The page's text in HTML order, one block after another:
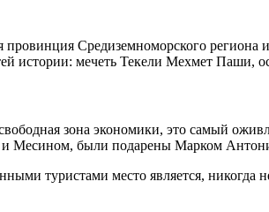
провинция Средиземноморского
истории: мечеть Текели Мехмет Паши,
зона экономики, это самый
Месином, были подарены Марком
туристами место является,